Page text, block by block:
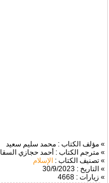
» مؤلف الكتاب : محمد سليم سعيد
» مترجم الكتاب : أحمد حجازي السقا
» تصنيف الكتاب : الإسلام
» التاريخ : 30/9/2023
» زيارات : 4668